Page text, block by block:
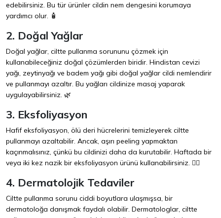
edebilirsiniz. Bu tür ürünler cildin nem dengesini korumaya
yardımcı olur. 🧴
2. Doğal Yağlar
Doğal yağlar, ciltte pullanma sorununu çözmek için
kullanabileceğiniz doğal çözümlerden biridir. Hindistan cevizi
yağı, zeytinyağı ve badem yağı gibi doğal yağlar cildi nemlendirir
ve pullanmayı azaltır. Bu yağları cildinize masaj yaparak
uygulayabilirsiniz. 🌿
3. Eksfoliyasyon
Hafif eksfoliyasyon, ölü deri hücrelerini temizleyerek ciltte
pullanmayı azaltabilir. Ancak, aşırı peeling yapmaktan
kaçınmalısınız, çünkü bu cildinizi daha da kurutabilir. Haftada bir
veya iki kez nazik bir eksfoliyasyon ürünü kullanabilirsiniz. 🧖‍♂️
4. Dermatolojik Tedaviler
Ciltte pullanma sorunu ciddi boyutlara ulaşmışsa, bir
dermatoloğa danışmak faydalı olabilir. Dermatologlar, ciltte